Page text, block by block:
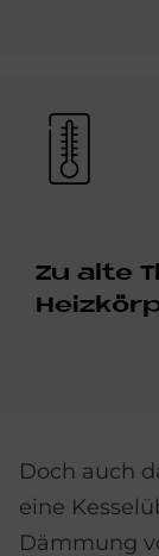
Bild
Zu alte
Doch auch
eine
Dämmung